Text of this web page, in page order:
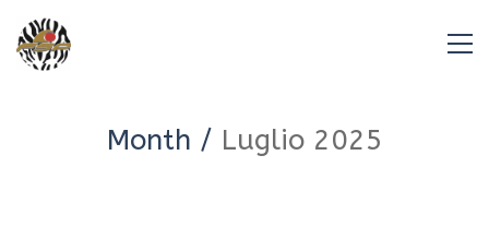
Month / Luglio 2025